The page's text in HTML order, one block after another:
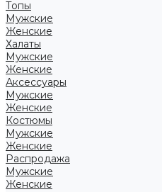
Топы
Мужские
Женские
Халаты
Мужские
Женские
Аксессуары
Мужские
Женские
Костюмы
Мужские
Женские
Распродажа
Мужские
Женские